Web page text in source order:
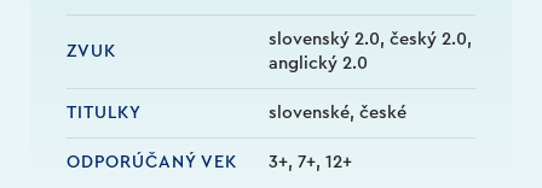
ZVUK
slovenský 2.0, český 2.0,
anglický 2.0
TITULKY slovenské, české
ODPORÚČANÝ VEK 3+, 7+, 12+